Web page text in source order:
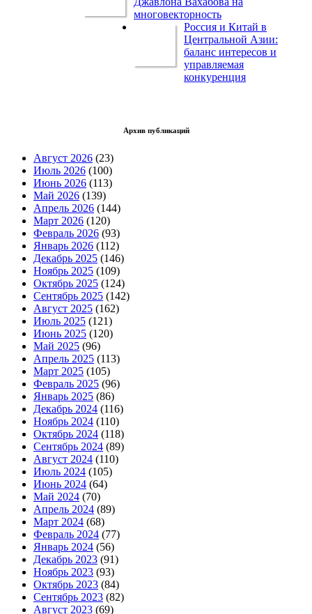
многовекторность
Россия и Китай в
Центральной Азии:
баланс интересов и
управляемая
конкуренция
Архив публикаций
Август 2026 (23)
Июль 2026 (100)
Июнь 2026 (113)
Май 2026 (139)
Апрель 2026 (144)
Март 2026 (120)
Февраль 2026 (93)
Январь 2026 (112)
Декабрь 2025 (146)
Ноябрь 2025 (109)
Октябрь 2025 (124)
Сентябрь 2025 (142)
Август 2025 (162)
Июль 2025 (121)
Июнь 2025 (120)
Май 2025 (96)
Апрель 2025 (113)
Март 2025 (105)
Февраль 2025 (96)
Январь 2025 (86)
Декабрь 2024 (116)
Ноябрь 2024 (110)
Октябрь 2024 (118)
Сентябрь 2024 (89)
Август 2024 (110)
Июль 2024 (105)
Июнь 2024 (64)
Май 2024 (70)
Апрель 2024 (89)
Март 2024 (68)
Февраль 2024 (77)
Январь 2024 (56)
Декабрь 2023 (91)
Ноябрь 2023 (93)
Октябрь 2023 (84)
Сентябрь 2023 (82)
Август 2023 (69)